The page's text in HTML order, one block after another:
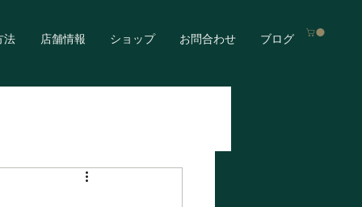
法 店舗情報 ショップ お問合わせ ブログ